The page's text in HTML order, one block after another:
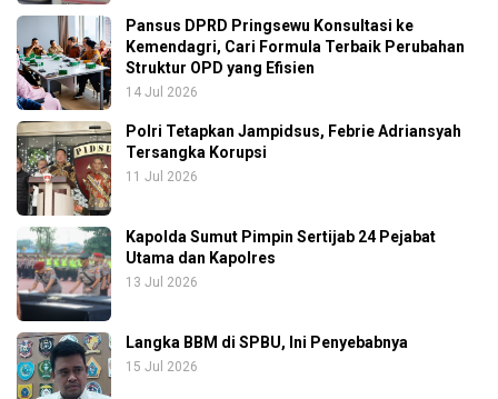
Pansus DPRD Pringsewu Konsultasi ke
Kemendagri, Cari Formula Terbaik Perubahan
Struktur OPD yang Efisien
14 Jul 2026
Polri Tetapkan Jampidsus, Febrie Adriansyah
Tersangka Korupsi
11 Jul 2026
Kapolda Sumut Pimpin Sertijab 24 Pejabat
Utama dan Kapolres
13 Jul 2026
Langka BBM di SPBU, Ini Penyebabnya
15 Jul 2026